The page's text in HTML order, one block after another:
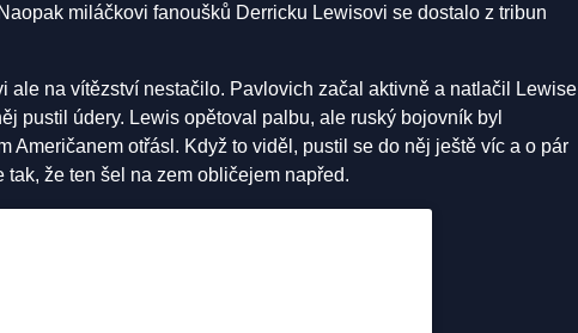
miláčkovi fanoušků Derricku Lewisovi se dostalo z tribun
ale na vítězství nestačilo. Pavlovich začal aktivně a natlačil Lewise
pustil údery. Lewis opětoval palbu, ale ruský bojovník byl
Američanem otřásl. Když to viděl, pustil se do něj ještě víc a o pár
že ten šel na zem obličejem napřed.